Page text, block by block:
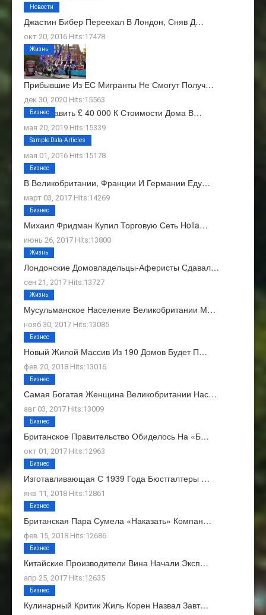
Джастин Бибер Переехал В Лондон, Сняв Д…
окт 20, 2016 Hits:17478
Новости
Прибывшие Из ЕС Мигранты Не Смогут Получ…
дек 30, 2020 Hits:15563
Жизнь
Как Добавить £ 40 000 К Стоимости Дома В…
мая 20, 2019 Hits:15339
Бизнес
О Нас
мая 01, 2016 Hits:15178
Sample Data-Articles
В Великобритании, Франции И Германии Еду…
март 03, 2017 Hits:14269
Бизнес
Михаил Фридман Купил Торговую Сеть Holla…
июнь 26, 2017 Hits:13800
Бизнес
Лондонские Домовладельцы-Аферисты Сдавал…
сен 21, 2017 Hits:13727
Жизнь
Мусульманское Население Великобритании М…
нояб 30, 2017 Hits:13085
Жизнь
Новый Жилой Массив Из 190 Домов Будет П…
фев 20, 2018 Hits:13016
Бизнес
Самая Богатая Женщина Великобритании Нас…
авг 03, 2017 Hits:13009
Бизнес
Британское Правительство Обиделось На «Б…
окт 01, 2017 Hits:12963
Бизнес
Изготавливающая С 1939 Года Бюстгалтеры …
янв 11, 2018 Hits:12861
Бизнес
Британская Пара Сумела «наказать» Компан…
фев 15, 2018 Hits:12686
Бизнес
Китайские Производители Вина Начали Эксп…
апр 25, 2017 Hits:12635
Бизнес
Кулинарный Критик Жиль Корен Назвал Завт…
Бизнес